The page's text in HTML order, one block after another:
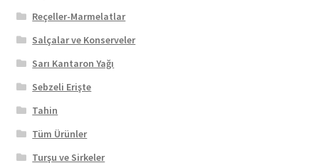
Reçeller-Marmelatlar
Salçalar ve Konserveler
Sarı Kantaron Yağı
Sebzeli Erişte
Tahin
Tüm Ürünler
Turşu ve Sirkeler